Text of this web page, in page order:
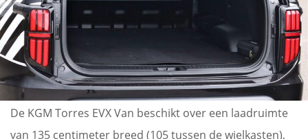
De KGM Torres EVX Van beschikt over een laadruimte
van 135 centimeter breed (105 tussen de wielkasten),